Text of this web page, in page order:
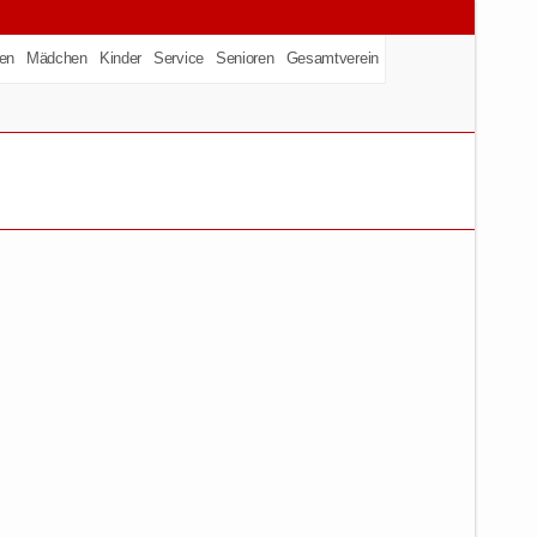
Mädchen Kinder Service Senioren Gesamtverein